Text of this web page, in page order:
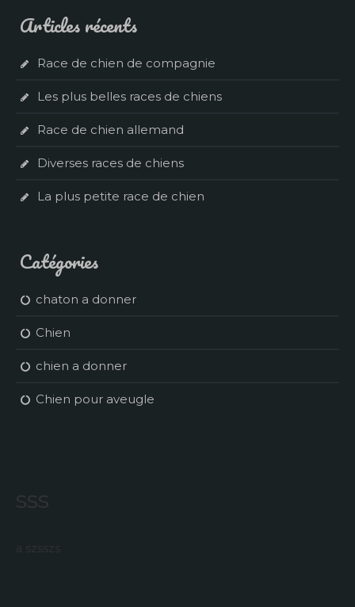
Articles récents
Race de chien de compagnie
Les plus belles races de chiens
Race de chien allemand
Diverses races de chiens
La plus petite race de chien
Catégories
chaton a donner
Chien
chien a donner
Chien pour aveugle
sss
a szsszs